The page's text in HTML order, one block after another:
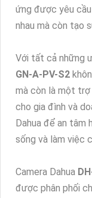
ứng được yêu
nhau mà còn tạo
Với tất cả những
GN-A-PV-S2
mà còn là một
cho gia đình và
Dahua để an tâm
sống và làm việc
Camera Dahua
được phân phối